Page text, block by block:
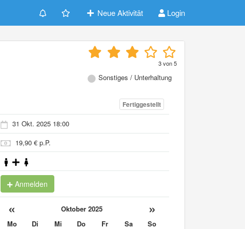
Neue Aktivität Login
3von5
Sonstiges / Unterhaltung
Fertiggestellt
31 Okt. 2025 18:00
19,90 € p.P.
Anmelden
« Oktober 2025 »
Mo Di Mi Do Fr Sa
So